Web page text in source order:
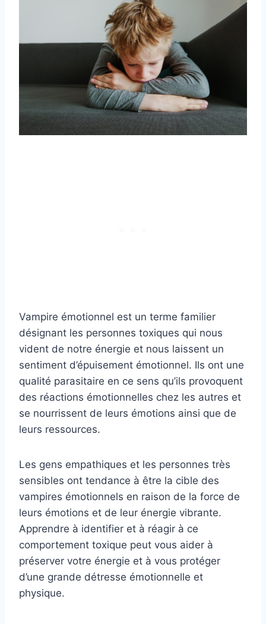
Vampire émotionnel est un terme familier
désignant les personnes toxiques qui nous
vident de notre énergie et nous laissent un
sentiment d’épuisement émotionnel. Ils ont une
qualité parasitaire en ce sens qu’ils provoquent
des réactions émotionnelles chez les autres et
se nourrissent de leurs émotions ainsi que de
leurs ressources.
Les gens empathiques et les personnes très
sensibles ont tendance à être la cible des
vampires émotionnels en raison de la force de
leurs émotions et de leur énergie vibrante.
Apprendre à identifier et à réagir à ce
comportement toxique peut vous aider à
préserver votre énergie et à vous protéger
d’une grande détresse émotionnelle et
physique.